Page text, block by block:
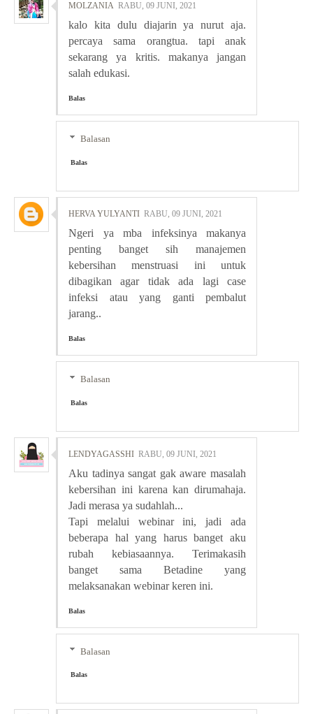
MOLZANIA RABU, 09 JUNI, 2021
kalo kita dulu diajarin ya nurut aja.
percaya sama orangtua. tapi anak
sekarang ya kritis. makanya jangan
salah edukasi.
Balas
Balasan
Balas
HERVA YULYANTI RABU, 09 JUNI, 2021
Ngeri ya mba infeksinya makanya
penting banget sih manajemen
kebersihan menstruasi ini untuk
dibagikan agar tidak ada lagi case
infeksi atau yang ganti pembalut
jarang..
Balas
Balasan
Balas
LENDYAGASSHI RABU, 09 JUNI, 2021
Aku tadinya sangat gak aware masalah
kebersihan ini karena kan dirumahaja.
Jadi merasa ya sudahlah...
Tapi melalui webinar ini, jadi ada
beberapa hal yang harus banget aku
rubah kebiasaannya. Terimakasih
banget sama Betadine yang
melaksanakan webinar keren ini.
Balas
Balasan
Balas